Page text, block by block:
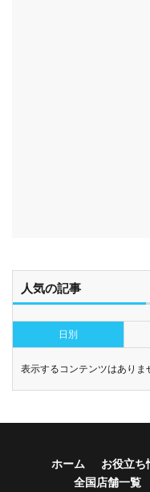
人気の記事
日別
表示するコンテンツはありま
ホーム お役立ち
全国店舗一覧